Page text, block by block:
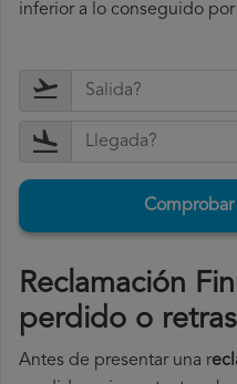
inferior a lo conseguido
Reclamación
perdido o
Antes de presentar una r